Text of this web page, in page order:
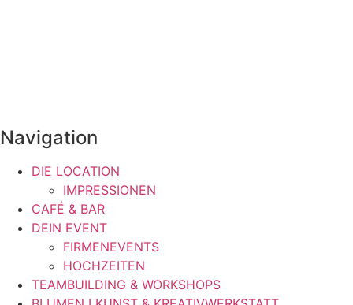
Navigation
DIE LOCATION
IMPRESSIONEN
CAFÉ & BAR
DEIN EVENT
FIRMENEVENTS
HOCHZEITEN
TEAMBUILDING & WORKSHOPS